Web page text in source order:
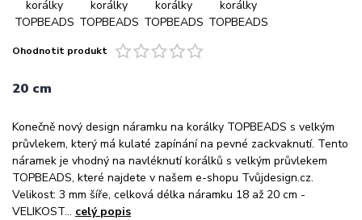
Ohodnotit produkt
20 cm
Konečně nový design náramku na korálky TOPBEADS s velkým
průvlekem, který má kulaté zapínání na pevné zackvaknutí. Tento
náramek je vhodný na navléknutí korálků s velkým průvlekem
TOPBEADS, které najdete v našem e-shopu Tvůjdesign.cz.
Velikost: 3 mm šíře, celková délka náramku 18 až 20 cm -
VELIKOST... celý popis